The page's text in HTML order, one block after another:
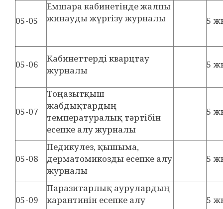
05-05
Емшара кабинетінде жалпы
жинауды жүргізу журналы
5
05-06
Кабинеттерді кварцтау
журналы
5
05-07
Тоңазытқыш
жабдықтардың
температуралық тәртібін
есепке алу журналы
5
05-08
Педикулез, қышыма,
дерматомикозды есепке алу
журналы
5
05-09
Паразитарлық аурулардың
карантинін есепке алу
5